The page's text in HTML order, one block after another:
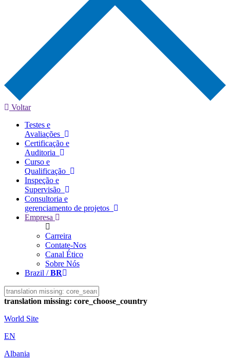
Voltar
Testes e
Avaliações
Certificação e
Auditoria
Curso e
Qualificação
Inspeção e
Supervisão
Consultoria e
gerenciamento de projetos
Empresa
Carreira
Contate-Nos
Canal Ético
Sobre Nós
Brazil /BR
translation missing: core_choose_country
World Site
EN
Albania